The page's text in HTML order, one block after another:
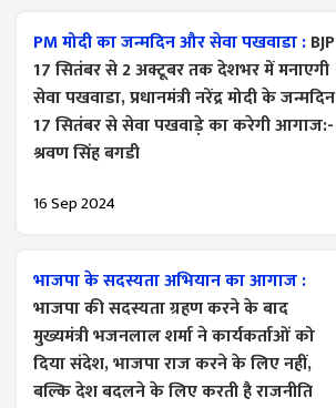
PM मोदी का जन्मदिन और सेवा पखवाडा :BJP
17 सितंबर से 2 अक्टूबर तक देशभर में मनाएगी
सेवा पखवाडा, प्रधानमंत्री नरेंद्र मोदी के जन्मदिन
17 सितंबर से सेवा पखवाडे़ का करेगी आगाज:-
श्रवण सिंह बगडी
16 Sep 2024
भाजपा के सदस्यता अभियान का आगाज :
भाजपा की सदस्यता ग्रहण करने के बाद
मुख्यमंत्री भजनलाल शर्मा ने कार्यकर्ताओं को
दिया संदेश, भाजपा राज करने के लिए नहीं,
बल्कि देश बदलने के लिए करती है राजनीति